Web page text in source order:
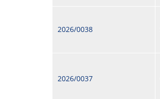
2026/0038
2026/0037